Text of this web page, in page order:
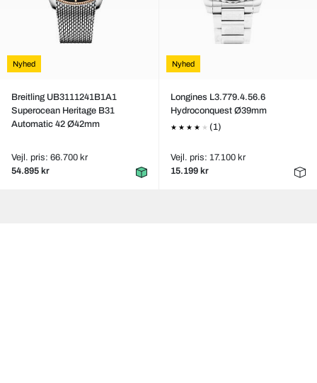
Nyhed
Breitling UB3111241B1A1
Superocean Heritage B31
Automatic 42 Ø42mm
Vejl. pris: 66.700 kr
54.895 kr
Nyhed
Longines L3.779.4.56.6
Hydroconquest Ø39mm
(1)
Vejl. pris: 17.100 kr
15.199 kr